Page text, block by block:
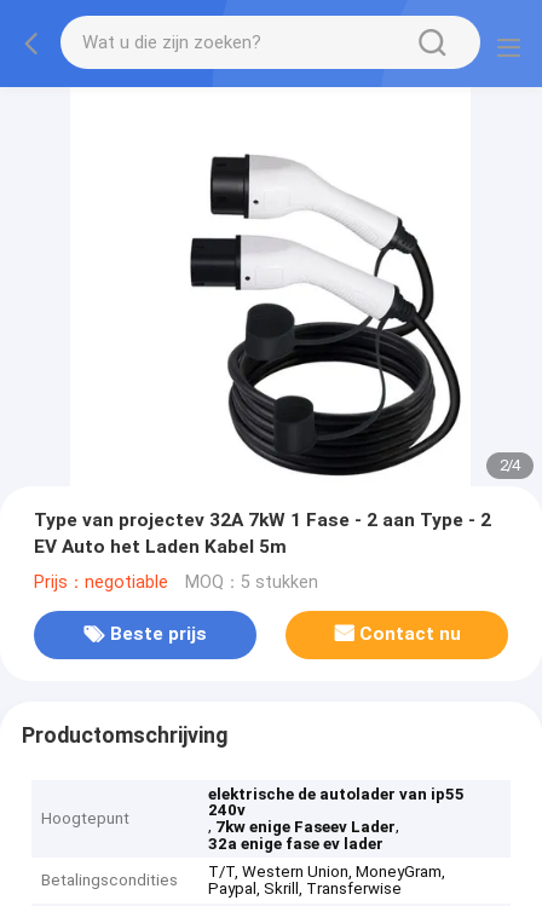
2/4
Type van projectev 32A 7kW 1 Fase - 2 aan Type - 2
EV Auto het Laden Kabel 5m
Prijs：negotiable MOQ：5 stukken
Beste prijs Contact nu
Productomschrijving
Hoogtepunt
elektrische de autolader van ip55
240v
, 7kw enige Faseev Lader,
32a enige fase ev lader
Betalingscondities
T/T, Western Union, MoneyGram,
Paypal, Skrill, Transferwise